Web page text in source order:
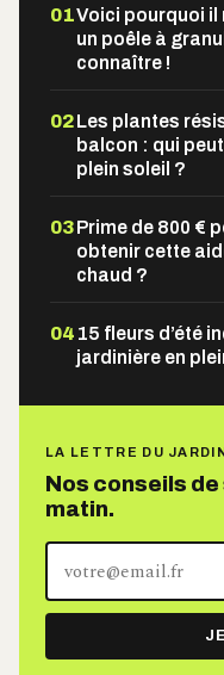
01Voici pourquoi
un poêle à
connaître !
02Les plantes
balcon : qui
plein soleil ?
03Prime de 800 €
obtenir cette
chaud ?
04 15 fleurs d’été
jardinière en
LA LETTRE DU
Nos conseils
matin.
adresse
e-
mail